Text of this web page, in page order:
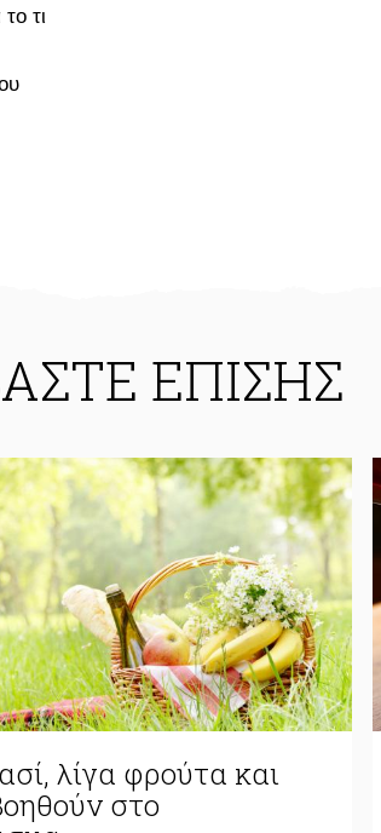
τι
ΕΠΙΣΗΣ
λίγα φρούτα και
στο